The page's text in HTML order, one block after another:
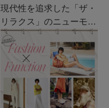
現代性を追求した「ザ・
リラクス」のニューモダ
ンクラシック